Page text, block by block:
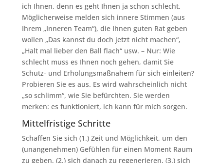
ich Ihnen, denn es geht Ihnen ja schon schlecht.
Möglicherweise melden sich innere Stimmen (aus
Ihrem „Inneren Team“), die Ihnen guten Rat geben
wollen „Das kannst du doch jetzt nicht machen“,
„Halt mal lieber den Ball flach“ usw. – Nur: Wie
schlecht muss es Ihnen noch gehen, damit Sie
Schutz- und Erholungsmaßnahem für sich einleiten?
Probieren Sie es aus. Es wird wahrscheinlich nicht
„so schlimm“, wie Sie befürchten. Sie werden
merken: es funktioniert, ich kann für mich sorgen.
Mittelfristige Schritte
Schaffen Sie sich (1.) Zeit und Möglichkeit, um den
(unangenehmen) Gefühlen für einen Moment Raum
zu geben, (2.) sich danach zu regenerieren, (3.) sich